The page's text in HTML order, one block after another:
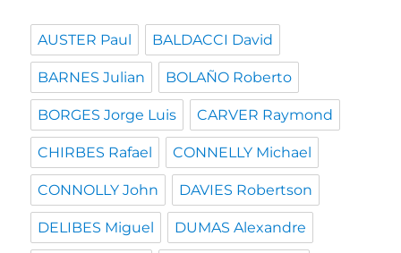
AUSTER Paul BALDACCI David
BARNES Julian BOLAÑO Roberto
BORGES Jorge Luis CARVER Raymond
CHIRBES Rafael CONNELLY Michael
CONNOLLY John DAVIES Robertson
DELIBES Miguel DUMAS Alexandre